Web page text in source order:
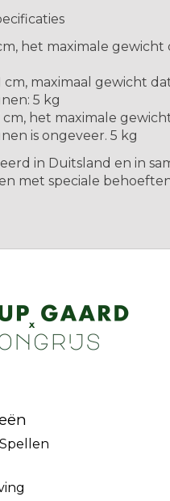
het maximale gewicht
cm, maximaal gewicht
5 kg
cm, het maximale
is ongeveer. 5 kg
in Duitsland en in
met speciale